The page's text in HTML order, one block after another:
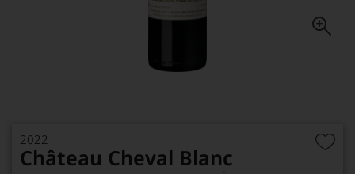
2022
Château Cheval Blanc